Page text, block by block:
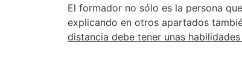
El formador no sólo es la persona
explicando en otros apartados
distancia debe tener unas